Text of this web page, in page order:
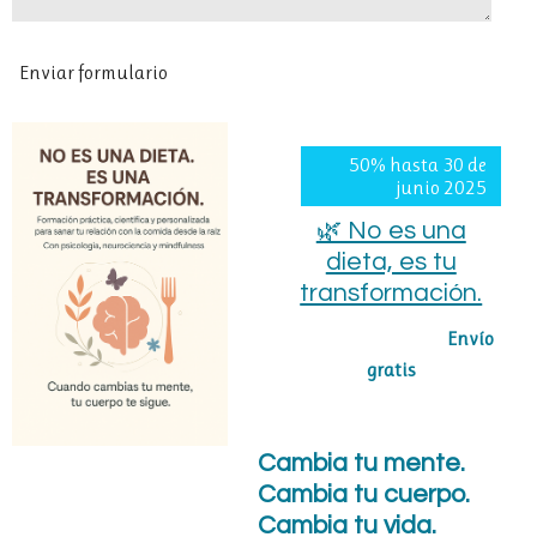
Enviar formulario
50% hasta 30 de
junio 2025
🌿 No es una
dieta, es tu
transformación.
Envío
gratis
Cambia tu mente.
Cambia tu cuerpo.
Cambia tu vida.